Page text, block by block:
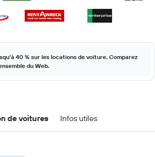
40 % sur les locations de voiture. Comparez
du Web.
de voitures Infos utiles